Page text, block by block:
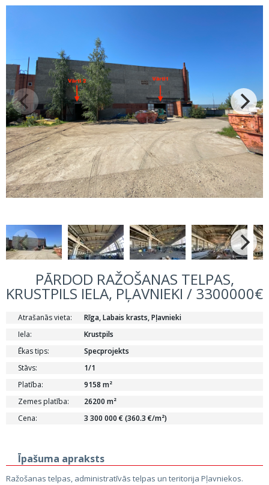
PĀRDOD RAŽOŠANAS TELPAS,
KRUSTPILS IELA, PĻAVNIEKI / 3300000€
Atrašanās vieta:
Rīga, Labais krasts, Pļavnieki
Iela:
Krustpils
Ēkas tips:
Specprojekts
Stāvs:
1/1
Platība:
9158 m²
Zemes platība:
26200 m²
Cena:
3 300 000 € (360.3 €/m²)
Īpašuma apraksts
Ražošanas telpas, administratīvās telpas un teritorija Pļavniekos.